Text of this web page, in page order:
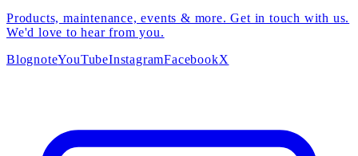
Products, maintenance, events & more. Get in touch with us.
We'd love to hear from you.
BlognoteYouTubeInstagramFacebookX